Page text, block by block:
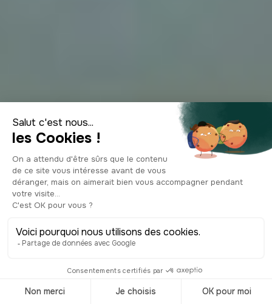
Week-end en
amoureux en
Alsace : 14 idées
insolites pour 2026